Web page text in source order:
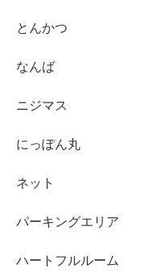
とんかつ
なんば
ニジマス
にっぽん丸
ネット
パーキングエリア
ハートフルルーム